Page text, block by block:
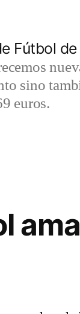
Fútbol
sino
euros.